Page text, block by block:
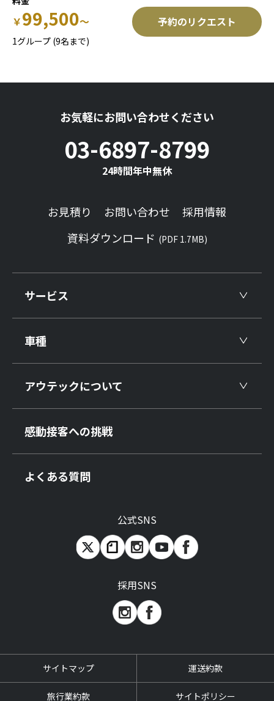
￥99,500
1グループ (9名まで)
予約のリクエスト
お気軽にお問い合わせください
03-6897-8799
24時間年中無休
お見積り お問い合わせ
採用情報
資料ダウンロード (PDF 1.7MB)
サービス
車種
アウテックについて
感動接客への挑戦
よくある質問
公式SNS
採用SNS
サイトマップ 運送約款
旅行業約款 サイトポリシー